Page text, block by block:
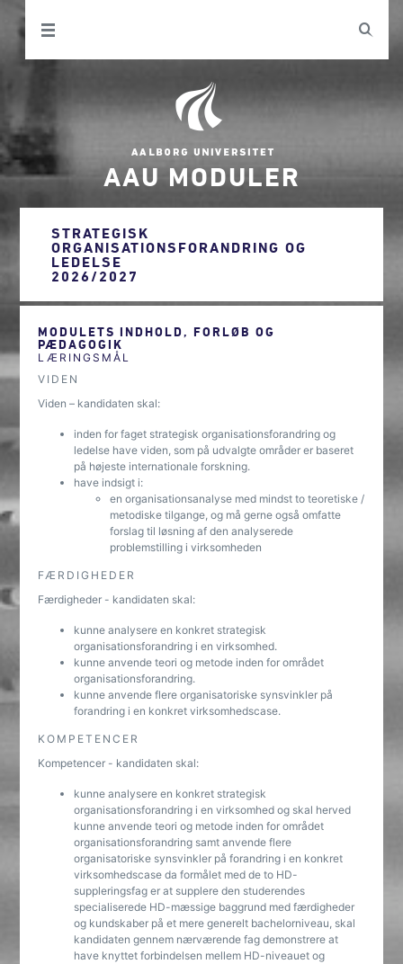
AAU MODULER
STRATEGISK
ORGANISATIONSFORANDRING OG
LEDELSE
2026/2027
MODULETS INDHOLD, FORLØB OG
PÆDAGOGIK
LÆRINGSMÅL
VIDEN
Viden – kandidaten skal:
inden for faget strategisk organisationsforandring og
ledelse have viden, som på udvalgte områder er baseret
på højeste internationale forskning.
have indsigt i:
en organisationsanalyse med mindst to teoretiske /
metodiske tilgange, og må gerne også omfatte
forslag til løsning af den analyserede
problemstilling i virksomheden
FÆRDIGHEDER
Færdigheder - kandidaten skal:
kunne analysere en konkret strategisk
organisationsforandring i en virksomhed.
kunne anvende teori og metode inden for området
organisationsforandring.
kunne anvende flere organisatoriske synsvinkler på
forandring i en konkret virksomhedscase.
KOMPETENCER
Kompetencer - kandidaten skal:
kunne analysere en konkret strategisk
organisationsforandring i en virksomhed og skal herved
kunne anvende teori og metode inden for området
organisationsforandring samt anvende flere
organisatoriske synsvinkler på forandring i en konkret
virksomhedscase da formålet med de to HD-
suppleringsfag er at supplere den studerendes
specialiserede HD-mæssige baggrund med færdigheder
og kundskaber på et mere generelt bachelorniveau, skal
kandidaten gennem nærværende fag demonstrere at
have knyttet forbindelsen mellem HD-niveauet og